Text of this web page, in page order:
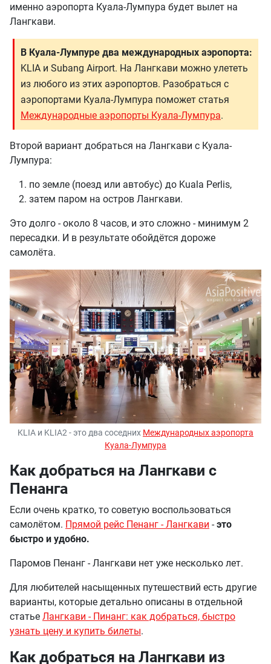
именно аэропорта Куала-Лумпура будет вылет на
Лангкави.
В Куала-Лумпуре два международных аэропорта:
KLIA и Subang Airport. На Лангкави можно улететь
из любого из этих аэропортов. Разобраться с
аэропортами Куала-Лумпура поможет статья
Международные аэропорты Куала-Лумпура.
Второй вариант добраться на Лангкави с Куала-
Лумпура:
по земле (поезд или автобус) до Kuala Perlis,
затем паром на остров Лангкави.
Это долго - около 8 часов, и это сложно - минимум 2
пересадки. И в результате обойдётся дороже
самолёта.
KLIA и KLIA2 - это два соседних Международных аэропорта
Куала-Лумпура
Как добраться на Лангкави с
Пенанга
Если очень кратко, то советую воспользоваться
самолётом. Прямой рейс Пенанг - Лангкави -это
быстро и удобно.
Паромов Пенанг - Лангкави нет уже несколько лет.
Для любителей насыщенных путешествий есть другие
варианты, которые детально описаны в отдельной
статье Лангкави - Пинанг: как добраться, быстро
узнать цену и купить билеты.
Как добраться на Лангкави из